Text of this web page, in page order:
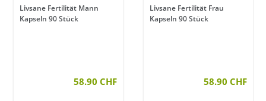
von 5 von 5 Sternen
Livsane Fertilität Mann
Kapseln 90 Stück
58.90 CHF
Livsane Fertilität Frau
Kapseln 90 Stück
58.90 CHF